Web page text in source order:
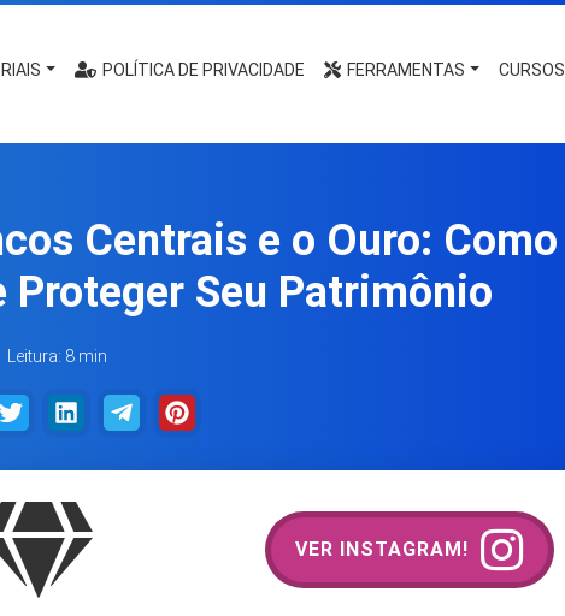
POLÍTICA DE PRIVACIDADE FERRAMENTAS CURSOS
Centrais e o Ouro: Como
Proteger Seu Patrimônio
Leitura: 8 min
VER INSTAGRAM!